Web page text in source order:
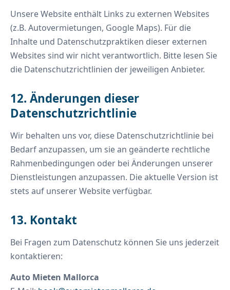
Unsere Website enthält Links zu externen Websites
(z.B. Autovermietungen, Google Maps). Für die
Inhalte und Datenschutzpraktiken dieser externen
Websites sind wir nicht verantwortlich. Bitte lesen Sie
die Datenschutzrichtlinien der jeweiligen Anbieter.
12. Änderungen dieser
Datenschutzrichtlinie
Wir behalten uns vor, diese Datenschutzrichtlinie bei
Bedarf anzupassen, um sie an geänderte rechtliche
Rahmenbedingungen oder bei Änderungen unserer
Dienstleistungen anzupassen. Die aktuelle Version ist
stets auf unserer Website verfügbar.
13. Kontakt
Bei Fragen zum Datenschutz können Sie uns jederzeit
kontaktieren:
Auto Mieten Mallorca